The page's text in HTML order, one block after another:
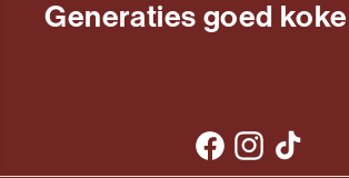
Generaties goed
Facebook